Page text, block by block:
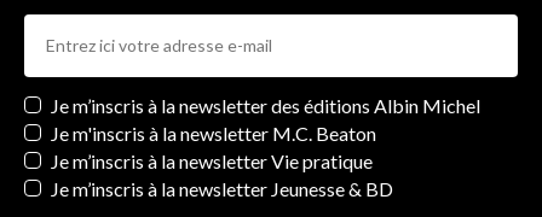
Newsletters
Je m’inscris à la newsletter des éditions Albin Michel
Je m'inscris à la newsletter M.C. Beaton
Je m’inscris à la newsletter Vie pratique
Je m’inscris à la newsletter Jeunesse & BD